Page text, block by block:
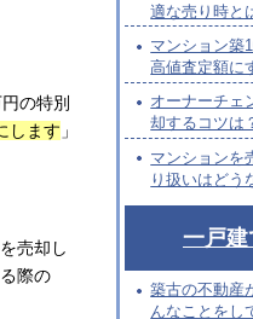
の特別
します 」
売却し
際の
適な売り時と
マンション築
高値査定額に
オーナーチェ
却するコツは
マンションを
り扱いはどう
一戸
築古の不動産
んなことをし